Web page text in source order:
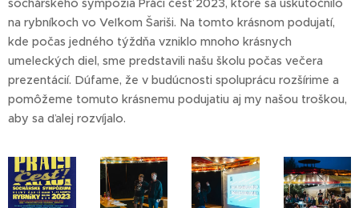
sochárskeho sympózia Práci česť 2023, ktoré sa uskutočnilo
na rybníkoch vo Veľkom Šariši. Na tomto krásnom podujatí,
kde počas jedného týždňa vzniklo mnoho krásnych
umeleckých diel, sme predstavili našu školu počas večera
prezentácií. Dúfame, že v budúcnosti spoluprácu rozšírime a
pomôžeme tomuto krásnemu podujatiu aj my našou troškou,
aby sa ďalej rozvíjalo.